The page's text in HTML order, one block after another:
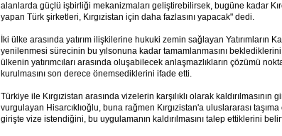
alanlarda güçlü işbirliği mekanizmaları geliştirebilirsek, bugüne kadar
yapan Türk şirketleri, Kırgızistan için daha fazlasını yapacak" dedi.
İki ülke arasında yatırım ilişkilerine hukuki zemin sağlayan Yatırımların
yenilenmesi sürecinin bu yılsonuna kadar tamamlanmasını
ülkenin yatırımcıları arasında oluşabilecek anlaşmazlıkların çözümü
kurulmasını son derece önemsediklerini ifade etti.
Türkiye ile Kırgızistan arasında vizelerin karşılıklı olarak
vurgulayan Hisarcıklıoğlu, buna rağmen Kırgızistan'a uluslararası
girişte vize istendiğini, bu uygulamanın kaldırılmasını talep ettiklerini